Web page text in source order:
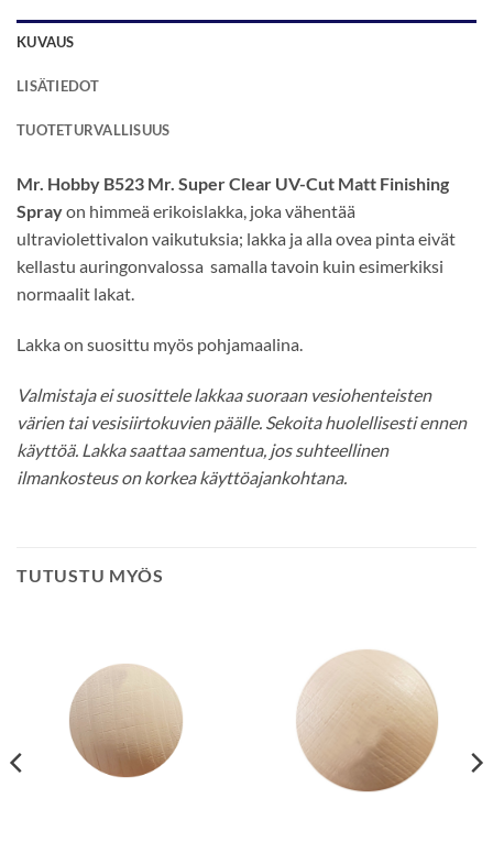
KUVAUS
LISÄTIEDOT
TUOTETURVALLISUUS
Mr. Hobby B523 Mr. Super Clear UV-Cut Matt Finishing
Sprayon himmeä erikoislakka, joka vähentää
ultraviolettivalon vaikutuksia; lakka ja alla ovea pinta eivät
kellastu auringonvalossa samalla tavoin kuin esimerkiksi
normaalit lakat.
Lakka on suosittu myös pohjamaalina.
Valmistaja ei suosittele lakkaa suoraan vesiohenteisten
värien tai vesisiirtokuvien päälle. Sekoita huolellisesti ennen
käyttöä. Lakka saattaa samentua, jos suhteellinen
ilmankosteus on korkea käyttöajankohtana.
TUTUSTU MYÖS